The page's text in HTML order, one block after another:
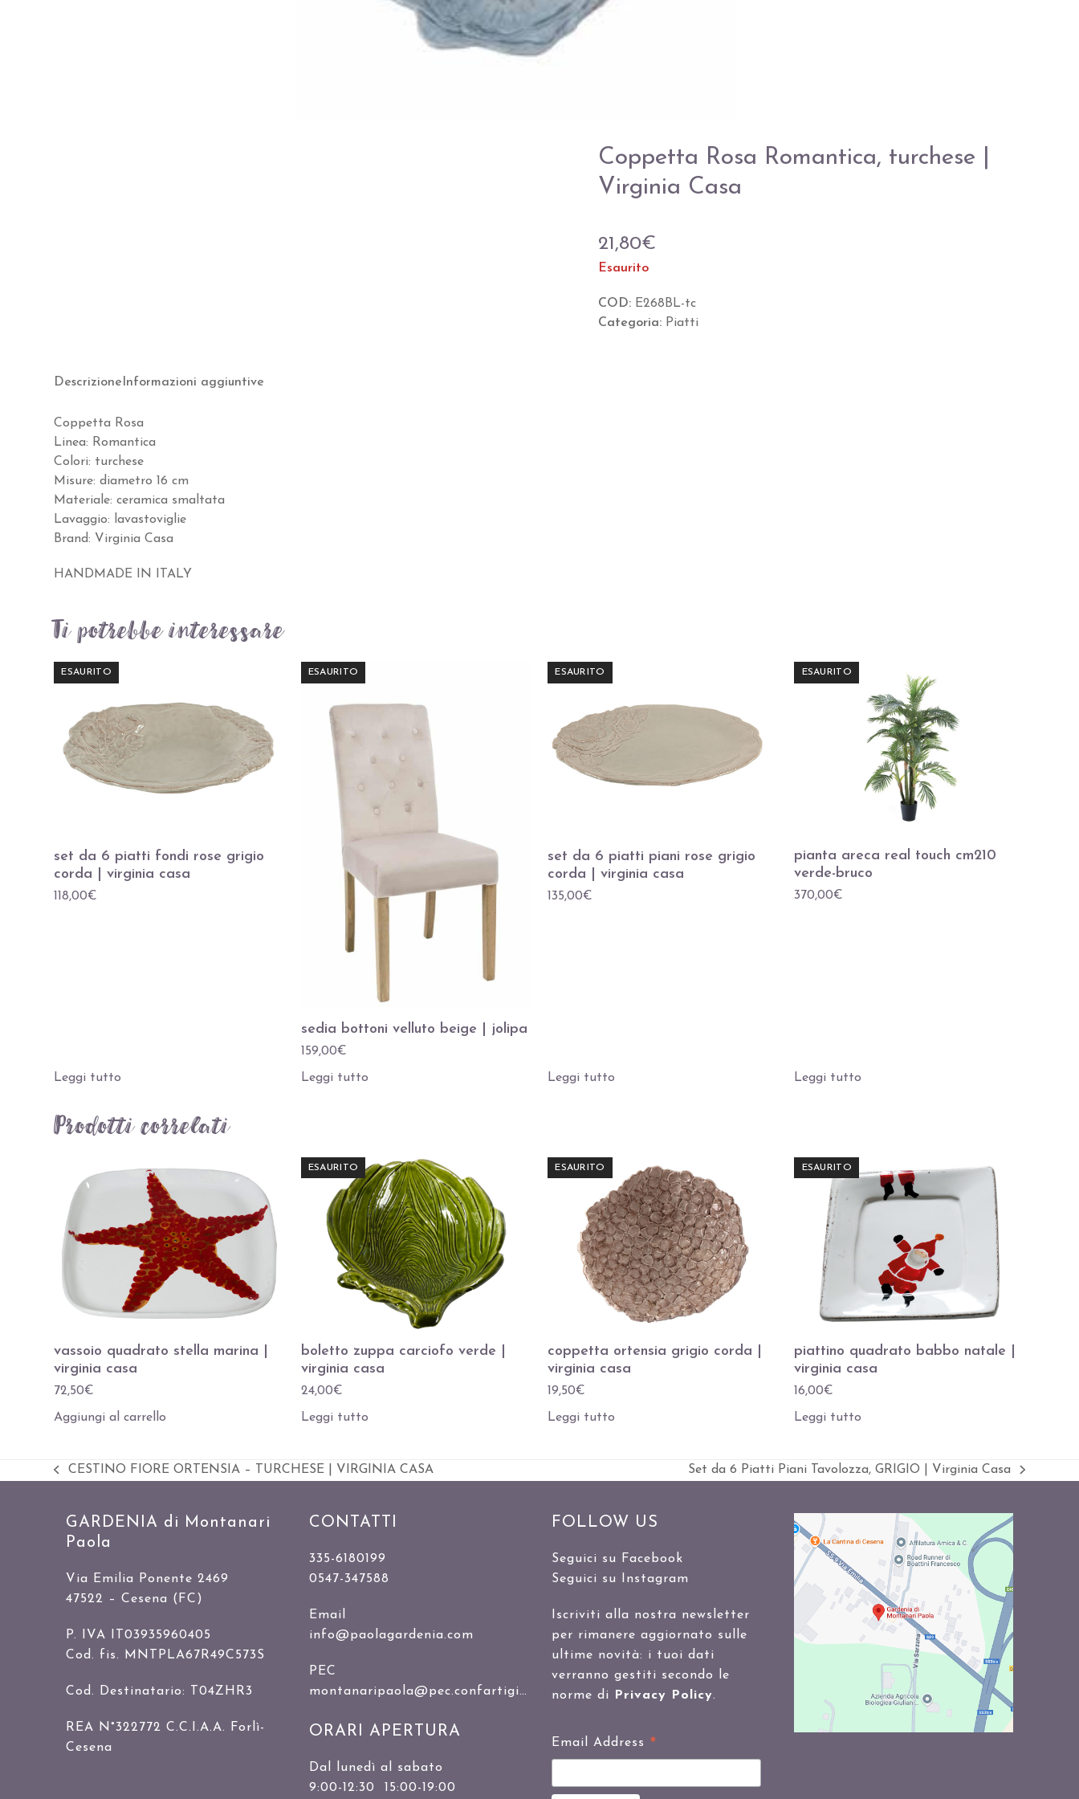
Coppetta Rosa Romantica, turchese |
Virginia Casa
21,80€
Esaurito
COD: E268BL-tc
Categoria: Piatti
Descrizione Informazioni aggiuntive
Coppetta Rosa
Linea: Romantica
Colori: turchese
Misure: diametro 16 cm
Materiale: ceramica smaltata
Lavaggio: lavastoviglie
Brand: Virginia Casa
HANDMADE IN ITALY
Ti potrebbe interessare…
ESAURITO
set da 6 piatti fondi rose grigio
corda | virginia casa
118,00€
Leggi tutto
ESAURITO
sedia bottoni velluto beige | jolipa
159,00€
Leggi tutto
ESAURITO
set da 6 piatti piani rose grigio
corda | virginia casa
135,00€
Leggi tutto
ESAURITO
pianta areca real touch cm210
verde-bruco
370,00€
Leggi tutto
Prodotti correlati
vassoio quadrato stella marina |
virginia casa
72,50€
Aggiungi al carrello
ESAURITO
boletto zuppa carciofo verde |
virginia casa
24,00€
Leggi tutto
ESAURITO
coppetta ortensia grigio corda |
virginia casa
19,50€
Leggi tutto
ESAURITO
piattino quadrato babbo natale |
virginia casa
16,00€
Leggi tutto
Slide
CESTINO FIORE ORTENSIA – TURCHESE | VIRGINIA CASA
visualizza
Set da 6 Piatti Piani Tavolozza, GRIGIO | Virginia Casa
GARDENIA di Montanari
Paola
Via Emilia Ponente 2469
47522 – Cesena (FC)
P. IVA IT03935960405
Cod. fis. MNTPLA67R49C573S
Cod. Destinatario: T04ZHR3
REA N°322772 C.C.I.A.A. Forlì-
Cesena
CONTATTI
335-6180199
0547-347588
Email
info@paolagardenia.com
PEC
montanaripaola@pec.confartigianato.it
ORARI APERTURA
Dal lunedì al sabato
9:00-12:30 15:00-19:00
FOLLOW US
Seguici su Facebook
Seguici su Instagram
Iscriviti alla nostra newsletter
per rimanere aggiornato sulle
ultime novità: i tuoi dati
verranno gestiti secondo le
norme di Privacy Policy.
Email Address *